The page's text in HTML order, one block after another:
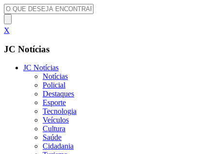
X
JC Notícias
JC Notícias
Notícias
Policial
Destaques
Esporte
Tecnologia
Veículos
Cultura
Saúde
Cidadania